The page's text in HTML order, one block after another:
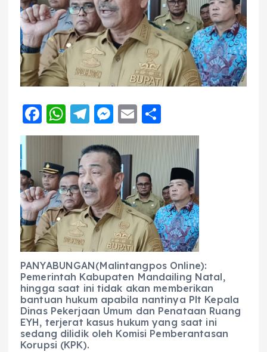
F
a
e
b
o
o
k
W
h
ts
A
p
p
T
el
e
g
r
a
m
M
e
ss
e
n
g
er
E
m
ai
l
h
a
re
PANYABUNGAN(Malintangpos Online):
Pemerintah Kabupaten Mandailing Natal,
hingga saat ini tidak akan memberikan
bantuan hukum apabila nantinya Plt Kepala
Dinas Pekerjaan Umum dan Penataan Ruang
EYH, terjerat kasus hukum yang saat ini
sedang dilidik oleh Komisi Pemberantasan
Korupsi (KPK).